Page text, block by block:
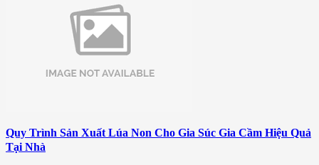
Quy Trình Sản Xuất Lúa Non Cho Gia Súc Gia Cầm Hiệu Quả
Tại Nhà